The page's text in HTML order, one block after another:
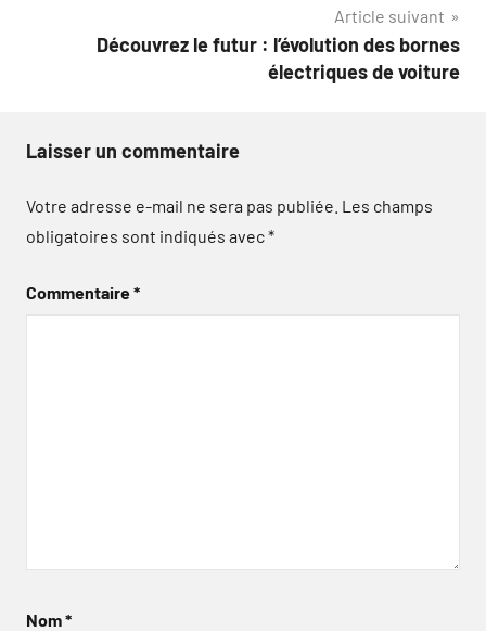
Article suivant
Découvrez le futur : l’évolution des bornes
électriques de voiture
Laisser un commentaire
Votre adresse e-mail ne sera pas publiée. Les champs
obligatoires sont indiqués avec*
Commentaire*
Nom*